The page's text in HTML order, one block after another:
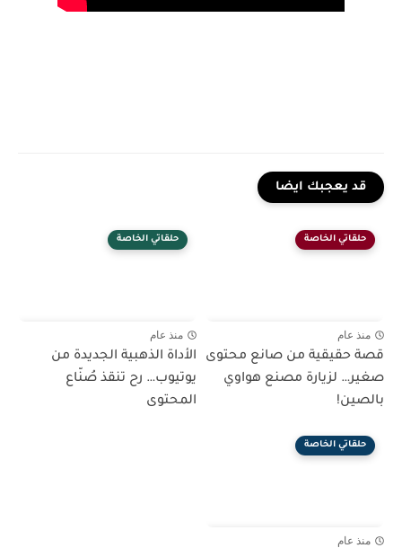
قد يعجبك ايضا
حلقاتي الخاصة
منذ عام
قصة حقيقية من صانع محتوى
صغير… لزيارة مصنع هواوي
بالصين!
حلقاتي الخاصة
منذ عام
الأداة الذهبية الجديدة من
يوتيوب… رح تنقذ صُنّاع
المحتوى
حلقاتي الخاصة
منذ عام